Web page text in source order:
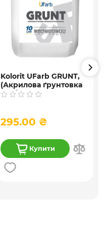
Kolorit UFarb GRUNТ,
(Акрилова ґрунтовка
глибокого
295.00 ₴
Купити